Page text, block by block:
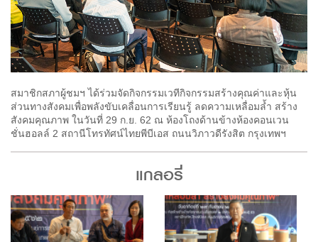
สมาชิกสภาผู้ชมฯ ได้ร่วมจัดกิจกรรมเวทีกิจกรรมสร้างคุณค่าและหุ้น
ส่วนทางสังคมเพื่อพลังขับเคลื่อนการเรียนรู้ ลดความเหลื่อมล้ำ สร้าง
สังคมคุณภาพ ในวันที่ 29 ก.ย. 62 ณ ห้องโถงด้านข้างห้องคอนเวน
ชั่นฮอลล์ 2 สถานีโทรทัศน์ไทยพีบีเอส ถนนวิภาวดีรังสิต กรุงเทพฯ
แกลอรี่